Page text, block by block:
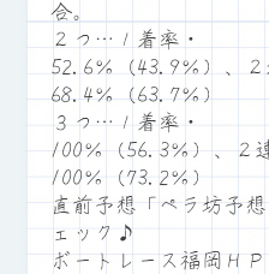
合。
２つ…１着率・
52.6％（43.9％）、２
68.4％（63.7％）
３つ…１着率・
100％（56.3％）、２
100％（73.2％）
直前予想「ペラ坊予
ェック♪
ボートレース福岡Ｈ